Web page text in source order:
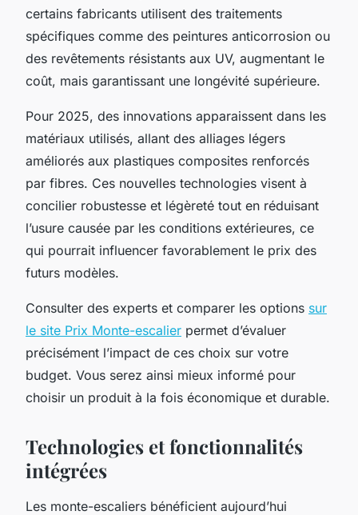
certains fabricants utilisent des traitements
spécifiques comme des peintures anticorrosion ou
des revêtements résistants aux UV, augmentant le
coût, mais garantissant une longévité supérieure.
Pour 2025, des innovations apparaissent dans les
matériaux utilisés, allant des alliages légers
améliorés aux plastiques composites renforcés
par fibres. Ces nouvelles technologies visent à
concilier robustesse et légèreté tout en réduisant
l’usure causée par les conditions extérieures, ce
qui pourrait influencer favorablement le prix des
futurs modèles.
Consulter des experts et comparer les options sur
le site Prix Monte-escalier permet d’évaluer
précisément l’impact de ces choix sur votre
budget. Vous serez ainsi mieux informé pour
choisir un produit à la fois économique et durable.
Technologies et fonctionnalités
intégrées
Les monte-escaliers bénéficient aujourd’hui